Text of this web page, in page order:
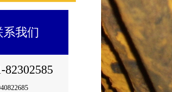
系我们
82302585